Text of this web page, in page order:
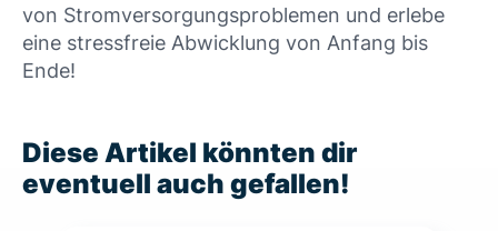
von Stromversorgungsproblemen und erlebe
eine stressfreie Abwicklung von Anfang bis
Ende!
Diese Artikel könnten dir
eventuell auch gefallen!